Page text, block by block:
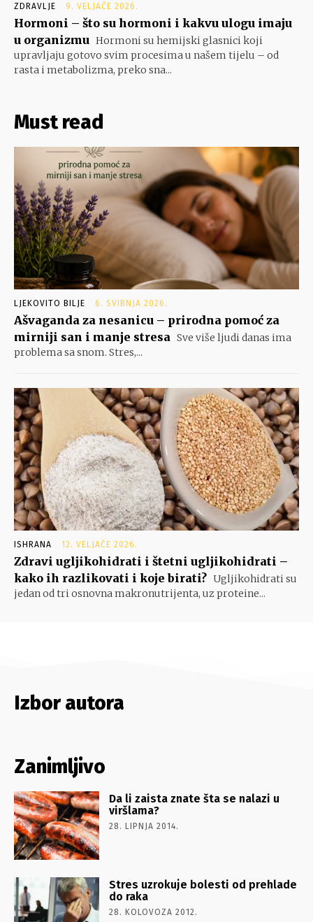
ZDRAVLJE 9. VELJAČE 2026.
Hormoni – što su hormoni i kakvu ulogu imaju
u organizmu Hormoni su hemijski glasnici koji
upravljaju gotovo svim procesima u našem tijelu – od
rasta i metabolizma, preko sna...
Must read
LJEKOVITO BILJE 6. SVIBNJA 2026.
Ašvaganda za nesanicu – prirodna pomoć za
mirniji san i manje stresa Sve više ljudi danas ima
problema sa snom. Stres,...
ISHRANA 12. VELJAČE 2026.
Zdravi ugljikohidrati i štetni ugljikohidrati –
kako ih razlikovati i koje birati? Ugljikohidrati su
jedan od tri osnovna makronutrijenta, uz proteine...
Izbor autora
Zanimljivo
Da li zaista znate šta se nalazi u
viršlama?
28. LIPNJA 2014.
Stres uzrokuje bolesti od prehlade
do raka
28. KOLOVOZA 2012.